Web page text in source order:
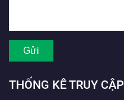
THỐNG KÊ TRUY CẬP